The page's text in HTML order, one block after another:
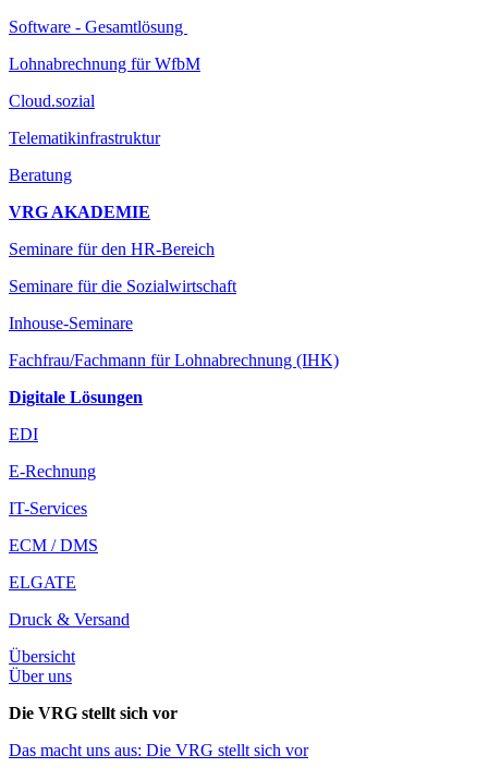
Software - Gesamtlösung
Lohnabrechnung für WfbM
Cloud.sozial
Telematikinfrastruktur
Beratung
VRG AKADEMIE
Seminare für den HR-Bereich
Seminare für die Sozialwirtschaft
Inhouse-Seminare
Fachfrau/Fachmann für Lohnabrechnung (IHK)
Digitale Lösungen
EDI
E-Rechnung
IT-Services
ECM / DMS
ELGATE
Druck & Versand
Übersicht
Über uns
Die VRG stellt sich vor
Das macht uns aus: Die VRG stellt sich vor